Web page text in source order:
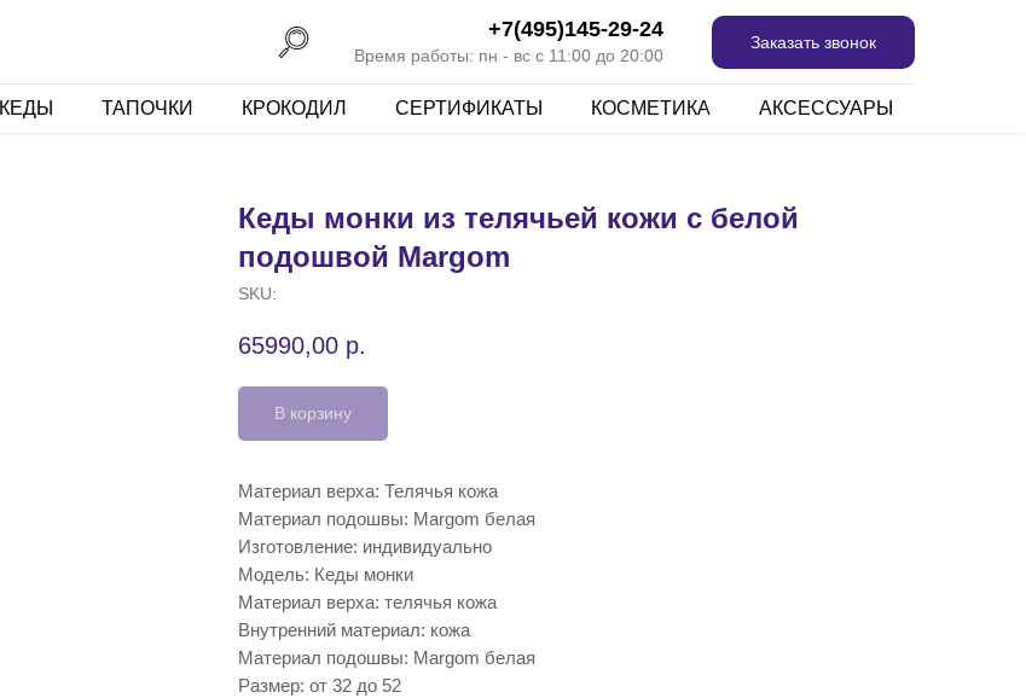
+7(495)145-29-24
Время работы: пн - вс с 11:00 до 20:00
Заказать звонок
КЕДЫ ТАПОЧКИ КРОКОДИЛ СЕРТИФИКАТЫ КОСМЕТИКА АКСЕССУАРЫ
Кеды монки из телячьей кожи с белой
подошвой Margom
SKU:
65990,00 р.
В корзину
Материал верха: Телячья кожа
Материал подошвы: Margom белая
Изготовление: индивидуально
Модель: Кеды монки
Материал верха: телячья кожа
Внутренний материал: кожа
Материал подошвы: Margom белая
Размер: от 32 до 52